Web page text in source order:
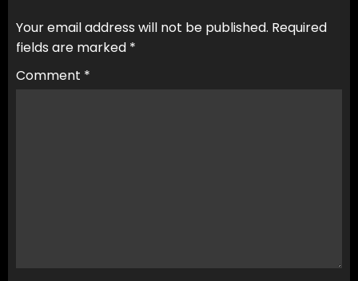
Your email address will not be published. Required
fields are marked *
Comment *